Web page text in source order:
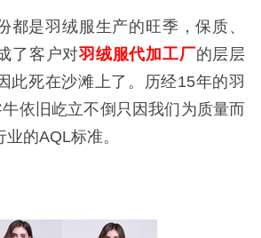
是羽绒服生产的旺季，保质、
了客户对羽绒服代加工厂的层层
此死在沙滩上了。历经15年的羽
依旧屹立不倒只因我们为质量而
的AQL标准。